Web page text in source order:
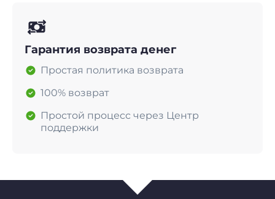
Гарантия возврата денег
Простая политика возврата
100% возврат
Простой процесс через Центр
поддержки